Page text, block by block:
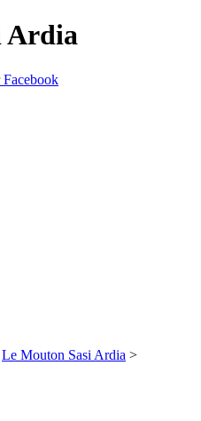
Ardia
Facebook
Le Mouton Sasi Ardia >